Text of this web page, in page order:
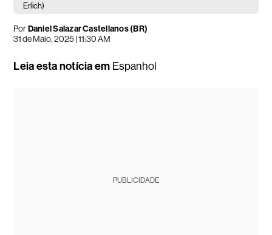
Erlich)
PorDaniel Salazar Castellanos (BR)
31 de Maio, 2025 | 11:30 AM
Leia esta notícia em Espanhol
PUBLICIDADE